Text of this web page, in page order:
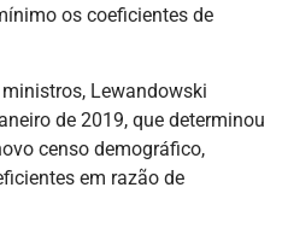
os coeficientes de
Lewandowski
de 2019, que determinou
censo demográfico,
em razão de